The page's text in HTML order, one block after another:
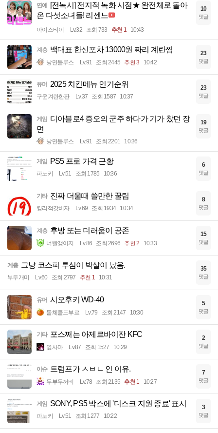
연예 [전녹시] 전지적 녹화 시점★ 완전체로 돌아
온 다섯소녀들! 리센느
아이스티이 Lv.32 조회 733 추천 1 10:43
10
댓글
계층 백대표 한신포차 13000원 짜리 계란찜
낭만블루스 Lv.91 조회 2445 추천 3 10:42
23
댓글
유머 2025 치킨메뉴 인기순위
구운겨란한판 Lv.37 조회 1587 10:37
23
댓글
게임 디아블로4 증오의 군주 하다가 기가 찼던 장
면
낭만블루스 Lv.91 조회 2201 10:36
19
댓글
게임 PS5 프로 가격 근황
파노키 Lv.51 조회 1785 10:36
6
댓글
기타 진짜 더울때 쓸만한 꿀팁
킹리적갓비자 Lv.69 조회 1934 10:34
8
댓글
계층 후방 또는 더러움이 공존
너빨갱이지 Lv.86 조회 2696 추천 2 10:33
15
댓글
계층 그냥 코스피 투심이 박살이 났음.
부두개미 Lv.60 조회 2797 추천 1 10:31
35
댓글
유머 시오후키 WD-40
돌체콜드부르 Lv.79 조회 2147 10:30
5
댓글
기타 포스쩌는 아제르바이잔 KFC
옆사마 Lv.87 조회 1527 10:29
2
댓글
이슈 트럼프가 ㅅㅂㄴ 인 이유.
두부두꺼비 Lv.78 조회 2135 추천 1 10:27
7
댓글
게임 SONY, PS5 박스에 '디스크 지원 종료' 표시
파노키 Lv.51 조회 1277 10:22
3
댓글